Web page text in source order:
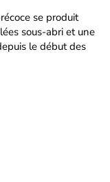
se produit
sous-abri et une
le début des